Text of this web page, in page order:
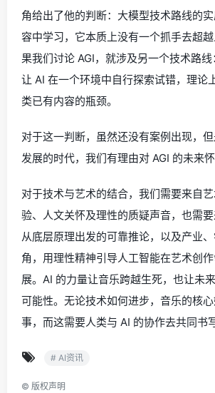
角给出了他的判断：大模型技术路线的
容中学习，它本质上没有一个抓手去超
果我们讨论 AGI，就涉及另一个技术路
让 AI 在一个环境中自行探索试错，理论
类已有内容的瓶颈。
对于这一判断，虽然还没有案例出现，
发展的时代，我们有理由对 AGI 的未来怀
对于技术与艺术的结合，我们需要来自
验、人文关怀及理性的质疑声音，也需
从底层原理出发的可靠推论，以及产业
角，用理性精神引导人工智能在艺术创
展。AI 的力量让音乐跨越生死，也让未
可能性。无论技术如何进步，音乐的核
事，而这需要人类与 AI 的协作去共同书写
# AI资讯
© 版权声明